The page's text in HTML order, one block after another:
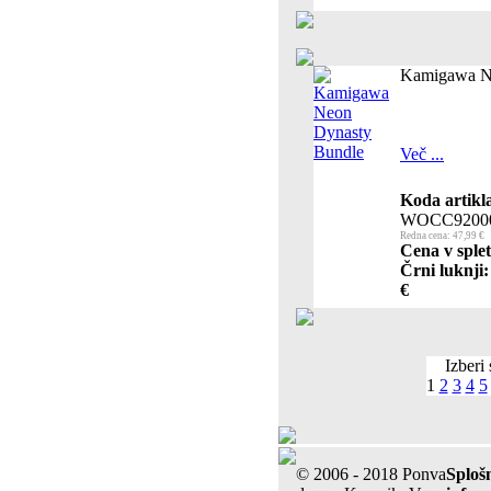
Kamigawa
Več ...
Koda
Redna cena: 47,99 €
Cena v
Črni luknji:
€
Izberi
1 2 3 4 5
© 2006 - 2018 Ponva